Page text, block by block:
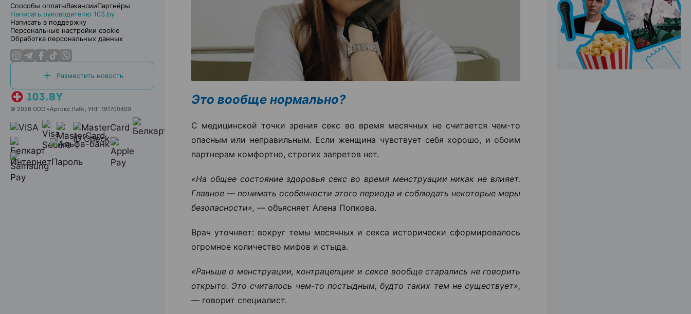
Способы оплатыВакансииПартнёры
Написать руководителю 103.by
Написать в поддержку
Персональные настройки cookie
Обработка персональных данных
Разместить новость
© 2026 ООО «Артокс Лаб», УНП 191700409
Это вообще нормально?
С медицинской точки зрения секс во время месячных не считается чем-то
опасным или неправильным. Если женщина чувствует себя хорошо, и обоим
партнерам комфортно, строгих запретов нет.
«На общее состояние здоровья секс во время менструации никак не влияет.
Главное — понимать особенности этого периода и соблюдать некоторые меры
безопасности», — объясняет Алена Попкова.
Врач уточняет: вокруг темы месячных и секса исторически сформировалось
огромное количество мифов и стыда.
«Раньше о менструации, контрацепции и сексе вообще старались не говорить
открыто. Это считалось чем-то постыдным, будто таких тем не существует»,
— говорит специалист.